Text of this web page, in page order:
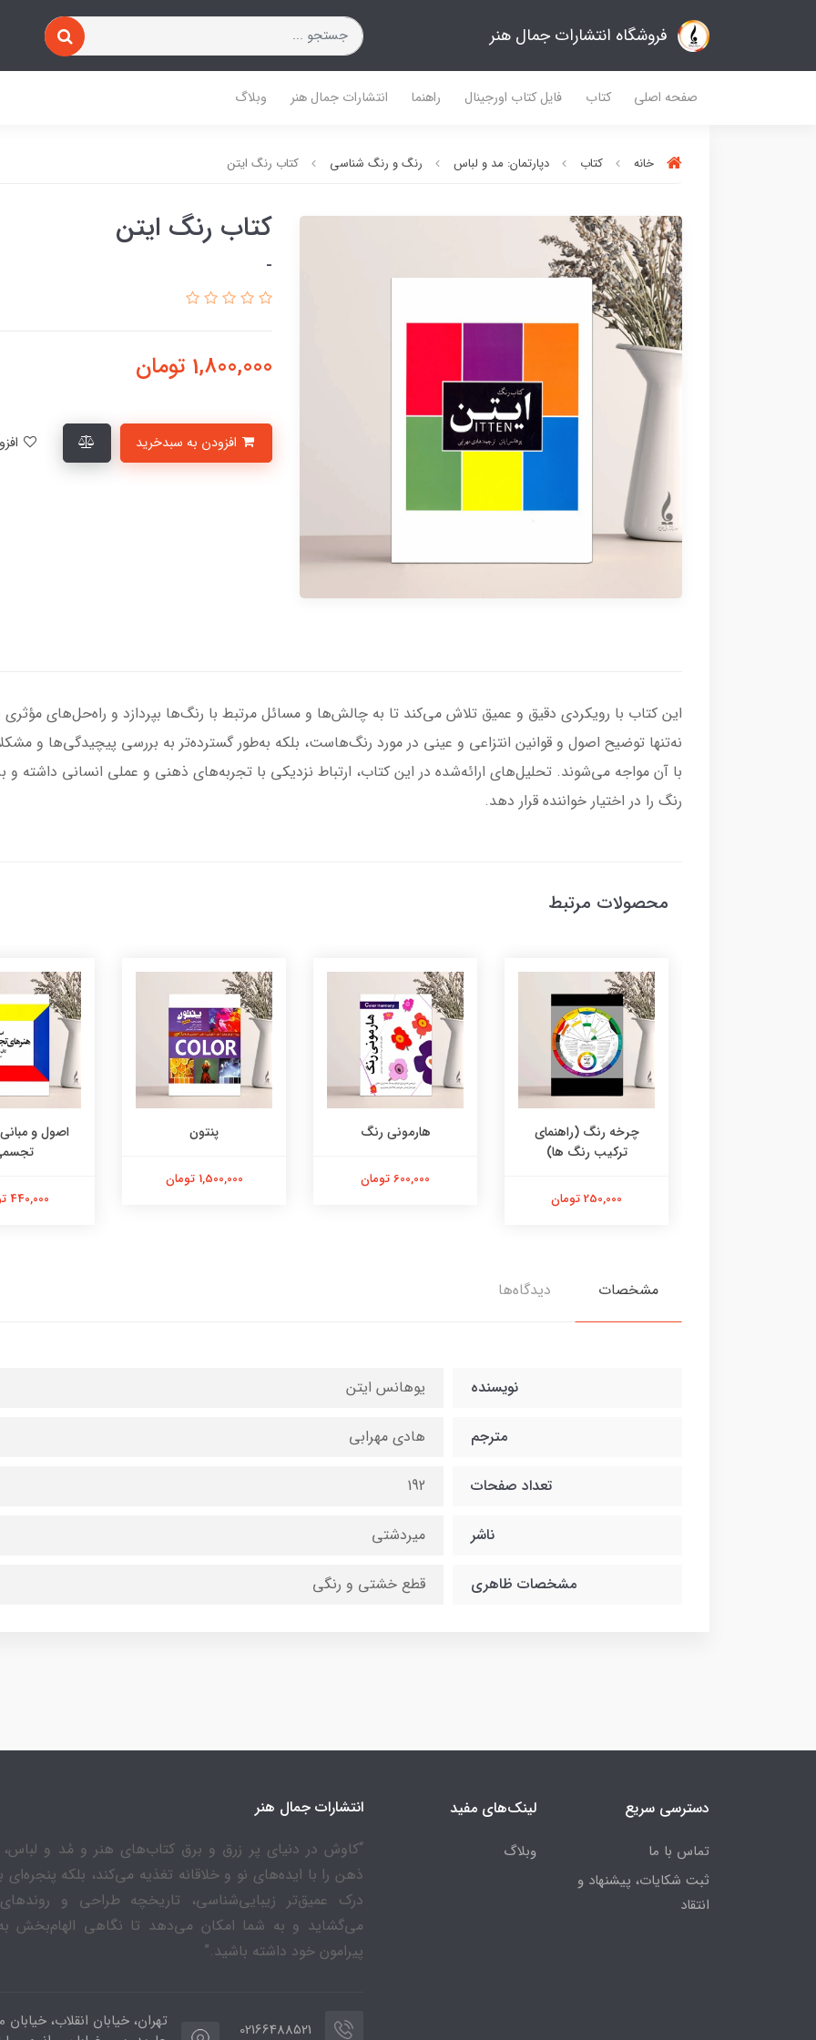
فروشگاه انتشارات جمال هنر
صفحه اصلی کتاب فایل کتاب اورجینال راهنما انتشارات جمال هنر وبلاگ
خانه کتاب دپارتمان: مد و لباس رنگ و رنگ شناسی کتاب رنگ ایتن
کتاب رنگ ایتن
-
1,800,000 تومان
این کتاب با رویکردی دقیق و عمیق تلاش می‌کند تا به چالش‌ها و مسائل مرتبط با رنگ‌ها بپردازد و راه‌حل‌های
نه‌تنها توضیح اصول و قوانین انتزاعی و عینی در مورد رنگ‌هاست، بلکه به‌طور گسترده‌تر به بررسی پیچیدگی‌ها و
با آن مواجه می‌شوند. تحلیل‌های ارائه‌شده در این کتاب، ارتباط نزدیکی با تجربه‌های ذهنی و عملی انسانی داشته و
رنگ را در اختیار خواننده قرار دهد.
محصولات مرتبط
چرخه رنگ (راهنمای
ترکیب رنگ ها)
250,000 تومان
هارمونی رنگ
600,000 تومان
پنتون
1,500,000 تومان
اصول و
440,000 تومان
مشخصات دیدگاه‌ها
نویسنده یوهانس ایتن
مترجم هادی مهرابی
تعداد صفحات 192
ناشر میردشتی
مشخصات ظاهری قطع خشتی و رنگی
دسترسی سریع
تماس با ما
ثبت شکایات، پیشنهاد و
انتقاد
لینک‌های مفید
وبلاگ
انتشارات جمال هنر
“کاوش در دنیای پر زرق و برق کتاب‌های هنر و مُد و لباس،
ذهن را با ایده‌های نو و خلاقانه تغذیه می‌کند، بلکه
درک عمیق‌تر زیبایی‌شناسی، تاریخچه طراحی و
می‌گشاید و به شما امکان می‌دهد تا نگاهی الهام‌بخش
پیرامون خود داشته باشید.”
02166488521
تهران، خیابان انقلاب، خیابان